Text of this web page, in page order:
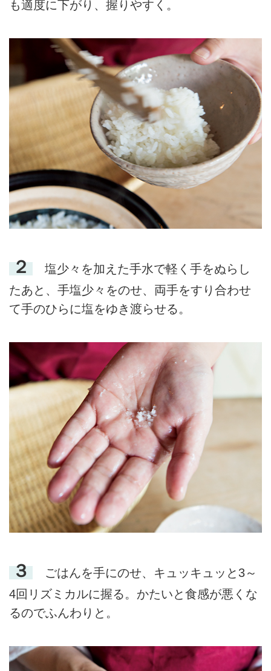
も適度に下がり、握りやすく。
２
塩少々を加えた手水で軽く手をぬらし
たあと、手塩少々をのせ、両手をすり合わせ
て手のひらに塩をゆき渡らせる。
３
ごはんを手にのせ、キュッキュッと3～
4回リズミカルに握る。かたいと食感が悪くな
るのでふんわりと。